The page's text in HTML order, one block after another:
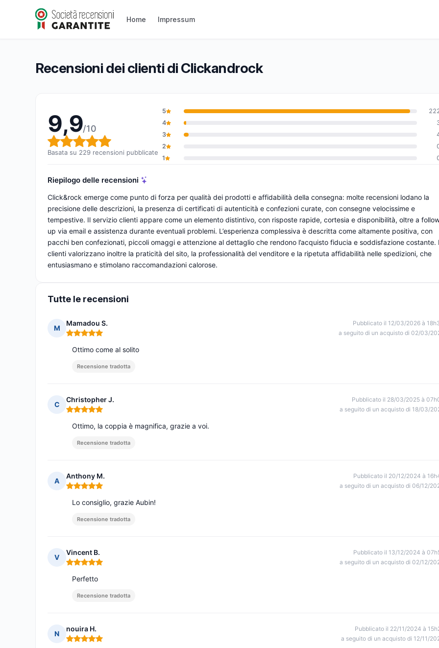
Home Impressum
Clickandrock
Valutazione globale: 9,9 su 10
9,9/10(229 recensioni)
Recensioni dei clienti di Clickandrock
9,9/10
Valutazione globale: 9,9 su 10
Basata su 229 recensioni pubblicate
5
4
3
2
1
Riepilogo delle recensioni
Click&rock emerge come punto di forza per qualità dei prodotti e affidabilità della consegna: molte recensioni lodano la
precisione delle descrizioni, la presenza di certificati di autenticità e confezioni curate, con consegne velocissime e
tempestive. Il servizio clienti appare come un elemento distintivo, con risposte rapide, cortesia e disponibilità, oltre a
up via email e assistenza durante eventuali problemi. L’esperienza complessiva è descritta come altamente positiva, con
pacchi ben confezionati, piccoli omaggi e attenzione al dettaglio che rendono l’acquisto fiducia e soddisfazione costante. I
clienti valorizzano inoltre la praticità del sito, la professionalità del venditore e la ripetuta affidabilità nelle spedizioni, che
entusiasmano e stimolano raccomandazioni calorose.
Tutte le recensioni
M
Mamadou S.
Nota: 5 su 5
Pubblicato il 12/03/2026 à
a seguito di un acquisto di 02/03/
Ottimo come al solito
Recensione tradotta
C
Christopher J.
Nota: 5 su 5
Pubblicato il 28/03/2025 à
a seguito di un acquisto di 18/03/
Ottimo, la coppia è magnifica, grazie a voi.
Recensione tradotta
A
Anthony M.
Nota: 5 su 5
Pubblicato il 20/12/2024 à
a seguito di un acquisto di 06/12/
Lo consiglio, grazie Aubin!
Recensione tradotta
V
Vincent B.
Nota: 5 su 5
Pubblicato il 13/12/2024 à
a seguito di un acquisto di 02/12/
Perfetto
Recensione tradotta
N
nouira H.
Nota: 5 su 5
Pubblicato il 22/11/2024 à
a seguito di un acquisto di 12/11/